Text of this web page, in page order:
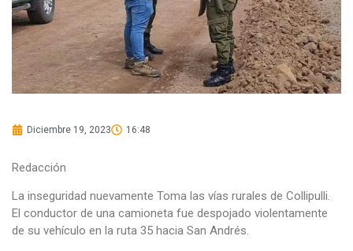
Diciembre 19, 2023 16:48
Redacción
La inseguridad nuevamente Toma las vías rurales de Collipulli.
El conductor de una camioneta fue despojado violentamente
de su vehículo en la ruta 35 hacia San Andrés.